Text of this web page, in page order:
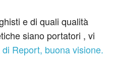
e di quali qualità
siano portatori , vi
Report, buona visione.